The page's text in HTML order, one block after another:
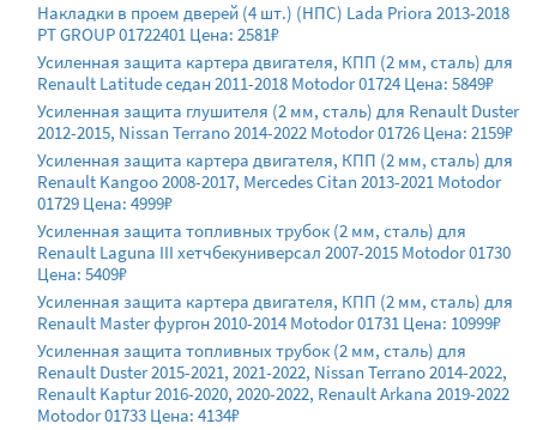
Накладки в проем дверей (4 шт.) (НПС) Lada Priora 2013-2018
PT GROUP 01722401 Цена: 2581₽
Усиленная защита картера двигателя, КПП (2 мм, сталь) для
Renault Latitude седан 2011-2018 Motodor 01724 Цена: 5849₽
Усиленная защита глушителя (2 мм, сталь) для Renault Duster
2012-2015, Nissan Terrano 2014-2022 Motodor 01726 Цена: 2159₽
Усиленная защита картера двигателя, КПП (2 мм, сталь) для
Renault Kangoo 2008-2017, Mercedes Citan 2013-2021 Motodor
01729 Цена: 4999₽
Усиленная защита топливных трубок (2 мм, сталь) для
Renault Laguna III хетчбекуниверсал 2007-2015 Motodor 01730
Цена: 5409₽
Усиленная защита картера двигателя, КПП (2 мм, сталь) для
Renault Master фургон 2010-2014 Motodor 01731 Цена: 10999₽
Усиленная защита топливных трубок (2 мм, сталь) для
Renault Duster 2015-2021, 2021-2022, Nissan Terrano 2014-2022,
Renault Kaptur 2016-2020, 2020-2022, Renault Arkana 2019-2022
Motodor 01733 Цена: 4134₽